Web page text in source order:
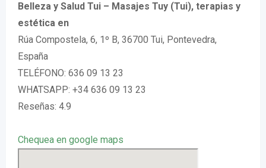
Belleza y Salud Tui – Masajes Tuy (Tui), terapias y
estética en
Rúa Compostela, 6, 1º B, 36700 Tui, Pontevedra,
España
TELÉFONO: 636 09 13 23
WHATSAPP: +34 636 09 13 23
Reseñas: 4.9
Chequea en google maps